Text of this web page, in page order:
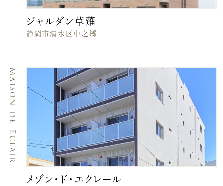
ジャルダン草薙
静岡市清水区中之郷
Maison_de_Eclair
メゾン・ド・エクレール